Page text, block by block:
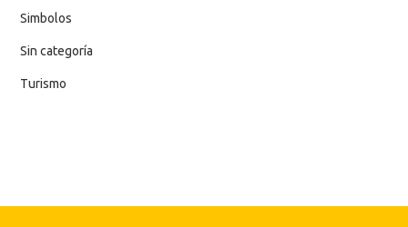
Simbolos
Sin categoría
Turismo